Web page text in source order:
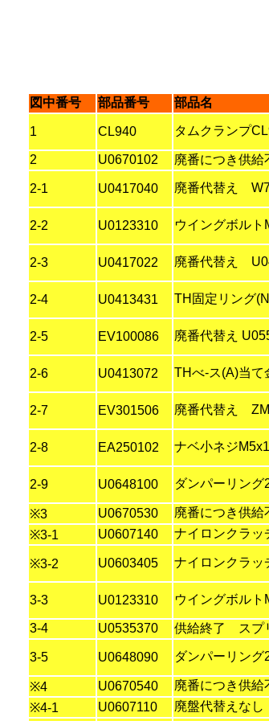
図中番号
部品番号 部品名
1 CL940 タムクランプ
2 U0670102 廃番につき供給
2-1 U0417040 廃番代替え
2-2 U0123310 ウイングボルト
2-3 U0417022 廃番代替え
2-4 U0413431 TH固定リング
2-5 EV100086 廃番代替え
2-6 U0413072 THべ-ス(A)当て
2-7 EV301506 廃番代替え
2-8 EA250102 ナベ小ネジ
2-9 U0648100 ダンパーリング
※3 U0670530 廃番につき供給
※3-1
U0607140 ナイロンクラッ
※3-2 U0603405 ナイロンクラッ
3-3 U0123310 ウイングボルト
3-4 U0535370 供給終了 スプ
3-5 U0648090 ダンパーリング
※4 U0670540 廃番につき供給
※4-1
U0607110 廃盤代替えな